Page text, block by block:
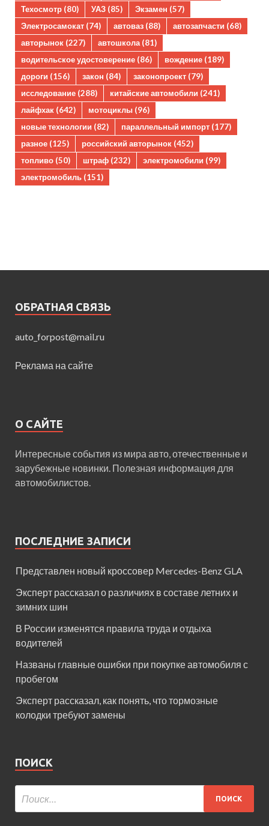
Техосмотр (80) УАЗ (85) Экзамен (57)
Электросамокат (74) автоваз (88) автозапчасти (68)
авторынок (227) автошкола(81)
водительское удостоверение (86) вождение (189)
дороги (156) закон (84) законопроект (79)
исследование (288) китайские автомобили (241)
лайфхак (642) мотоциклы (96)
новые технологии (82) параллельный импорт (177)
разное (125) российский авторынок (452)
топливо (50) штраф (232) электромобили (99)
электромобиль (151)
ОБРАТНАЯ СВЯЗЬ
auto_forpost@mail.ru
Реклама на сайте
О САЙТЕ
Интересные события из мира авто, отечественные и
зарубежные новинки. Полезная информация для
автомобилистов.
ПОСЛЕДНИЕ ЗАПИСИ
Представлен новый кроссовер Mercedes-Benz GLA
Эксперт рассказал о различиях в составе летних и
зимних шин
В России изменятся правила труда и отдыха
водителей
Названы главные ошибки при покупке автомобиля с
пробегом
Эксперт рассказал, как понять, что тормозные
колодки требуют замены
ПОИСК